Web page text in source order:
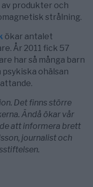
produkter och
strålning.
ökar antalet
År 2011 fick 57
har så många barn
ohälsan
Det finns större
Ändå ökar vår
att informera brett
journalist och